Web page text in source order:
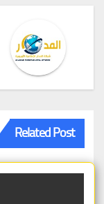
Related Post